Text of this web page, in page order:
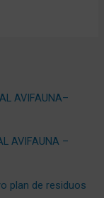
AVIFAUNA–
AVIFAUNA –
plan de residuos